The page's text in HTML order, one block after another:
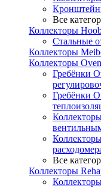
Все
Коллекторы
Стальные
Коллекторы
Коллекторы
Гребёнки
Гребёнки
Все
Коллекторы